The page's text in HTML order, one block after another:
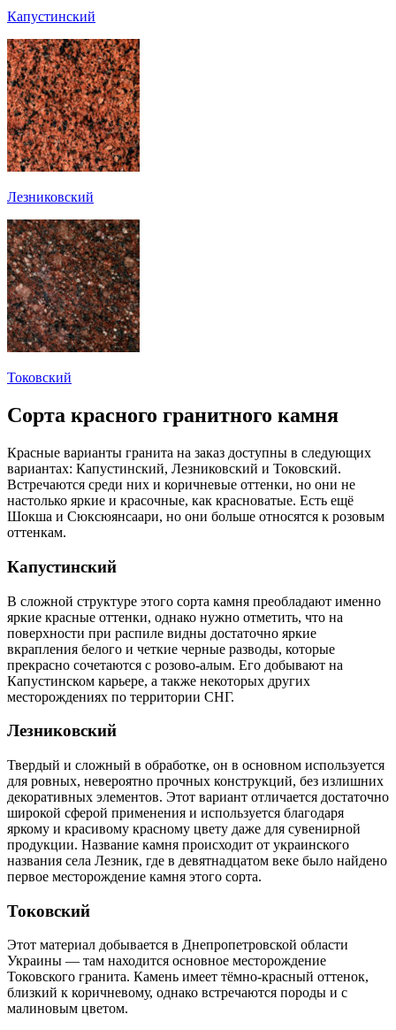
Капустинский
Лезниковский
Токовский
Сорта красного гранитного камня
Красные варианты гранита на заказ доступны в следующих
вариантах: Капустинский, Лезниковский и Токовский.
Встречаются среди них и коричневые оттенки, но они не
настолько яркие и красочные, как красноватые. Есть ещё
Шокша и Сюксюянсаари, но они больше относятся к розовым
оттенкам.
Капустинский
В сложной структуре этого сорта камня преобладают именно
яркие красные оттенки, однако нужно отметить, что на
поверхности при распиле видны достаточно яркие
вкрапления белого и четкие черные разводы, которые
прекрасно сочетаются с розово-алым. Его добывают на
Капустинском карьере, а также некоторых других
месторождениях по территории СНГ.
Лезниковский
Твердый и сложный в обработке, он в основном используется
для ровных, невероятно прочных конструкций, без излишних
декоративных элементов. Этот вариант отличается достаточно
широкой сферой применения и используется благодаря
яркому и красивому красному цвету даже для сувенирной
продукции. Название камня происходит от украинского
названия села Лезник, где в девятнадцатом веке было найдено
первое месторождение камня этого сорта.
Токовский
Этот материал добывается в Днепропетровской области
Украины — там находится основное месторождение
Токовского гранита. Камень имеет тёмно-красный оттенок,
близкий к коричневому, однако встречаются породы и с
малиновым цветом.